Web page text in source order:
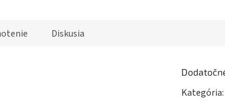
Diskusia
Kategória: